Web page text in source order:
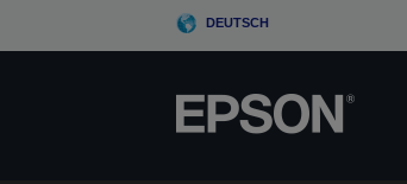
DEUTSCH